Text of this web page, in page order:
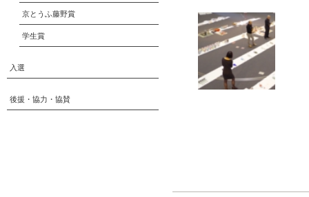
京とうふ藤野賞
学生賞
入選
後援・協力・協賛